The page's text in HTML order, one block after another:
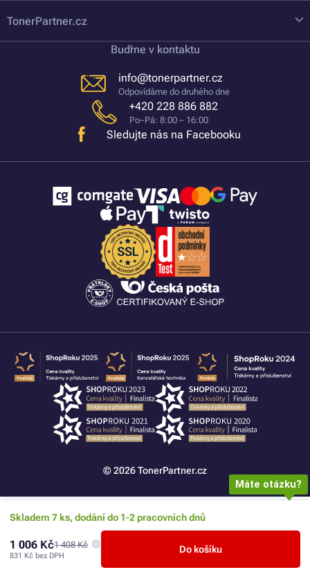
Skladem 7 ks, dodání do 1-2 pracovních dnů
1 006 Kč1 408 Kč
831 Kč bez DPH
Do košíku
TonerPartner.cz
Buďme v kontaktu
info@tonerpartner.cz
Odpovídáme do druhého dne
+420 228 886 882
Po–Pá: 8:00 – 16:00
Sledujte nás na Facebooku
© 2026 TonerPartner.cz
Máte otázku?